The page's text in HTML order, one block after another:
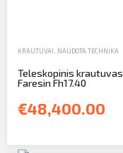
KRAUTUVAI NAUDOTA TECHNIKA
Teleskopinis krautuvas
Faresin Fh17.40
€48,400.00